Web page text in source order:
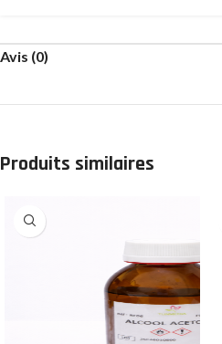
Avis (0)
Produits similaires